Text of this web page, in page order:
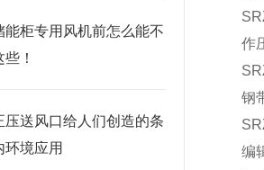
能柜专用风机前怎么能不
！
压送风口给人们创造的条
环境应用
作
钢
编